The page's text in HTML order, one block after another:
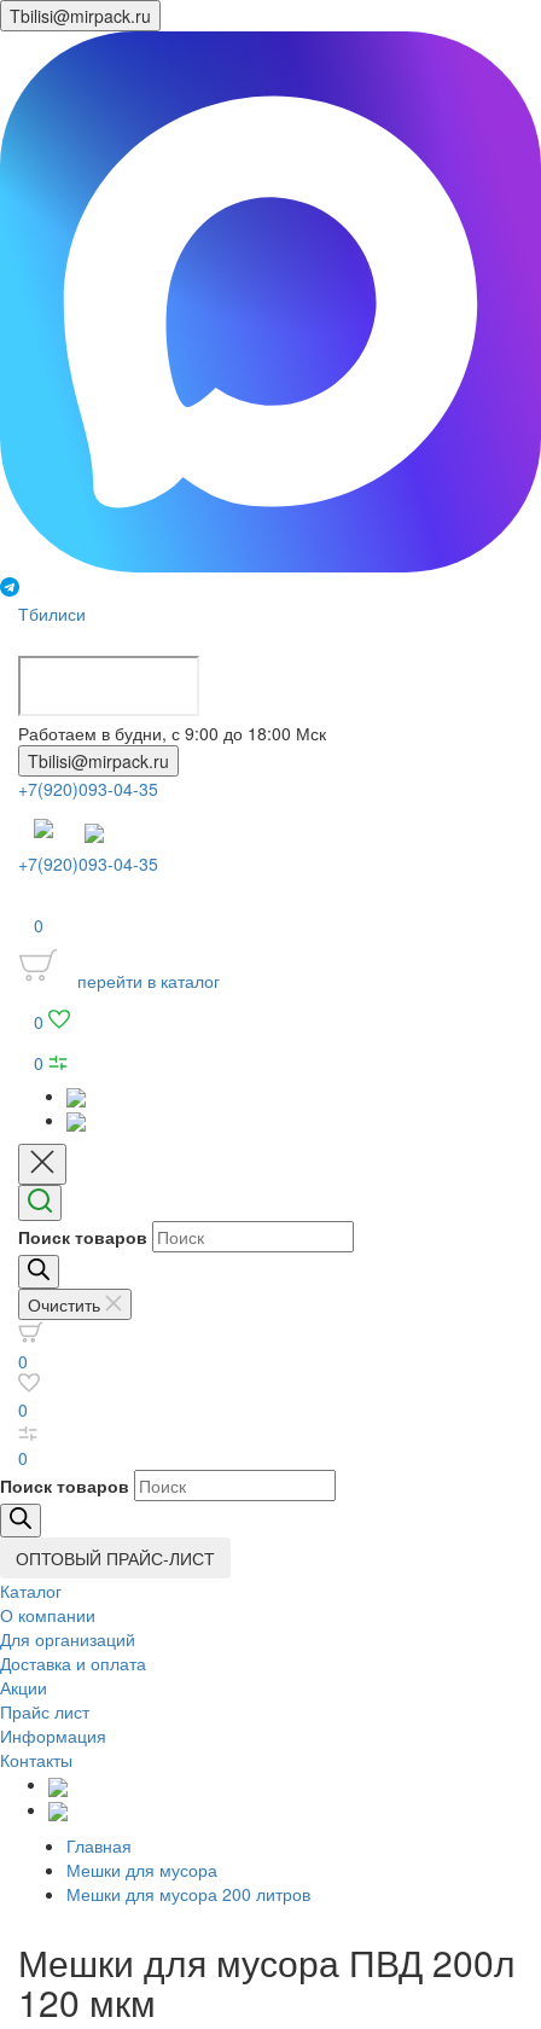
Tbilisi@mirpack.ru
Тбилиси
Работаем в будни, с 9:00 до 18:00 Мск
Tbilisi@mirpack.ru
+7(920)093-04-35
+7(920)093-04-35
0
перейти в каталог
0
0
Поиск товаров
Очистить
0
0
0
Поиск товаров
ОПТОВЫЙ ПРАЙС-ЛИСТ
Каталог
О компании
Для организаций
Доставка и оплата
Акции
Прайс лист
Информация
Контакты
Главная
Мешки для мусора
Мешки для мусора 200 литров
Мешки для мусора ПВД 200л
120 мкм